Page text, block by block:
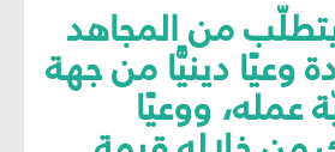
من المجاهد
وعيًا دينيًّا من جهة
عمله، ووعيًا